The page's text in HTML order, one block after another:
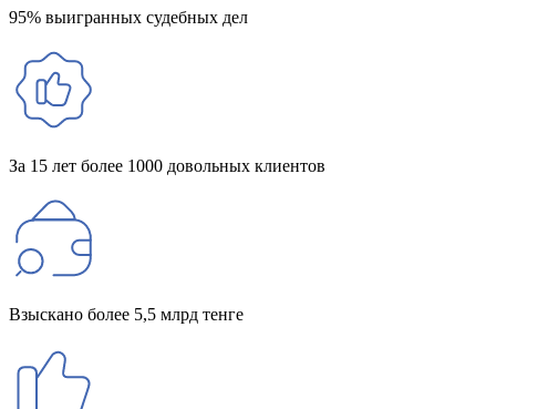
95% выигранных судебных дел
За 15 лет более 1000 довольных клиентов
Взыскано более 5,5 млрд тенге